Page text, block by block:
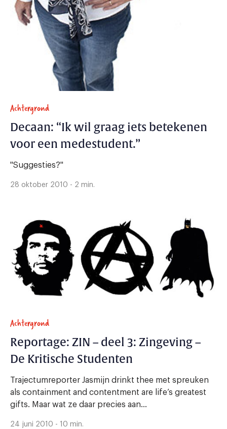
Achtergrond
Decaan: “Ik wil graag iets betekenen
voor een medestudent.”
"Suggesties?"
28 oktober 2010 - 2 min.
Achtergrond
Reportage: ZIN – deel 3: Zingeving –
De Kritische Studenten
Trajectumreporter Jasmijn drinkt thee met spreuken
als containment and contentment are life’s greatest
gifts. Maar wat ze daar precies aan...
24 juni 2010 - 10 min.